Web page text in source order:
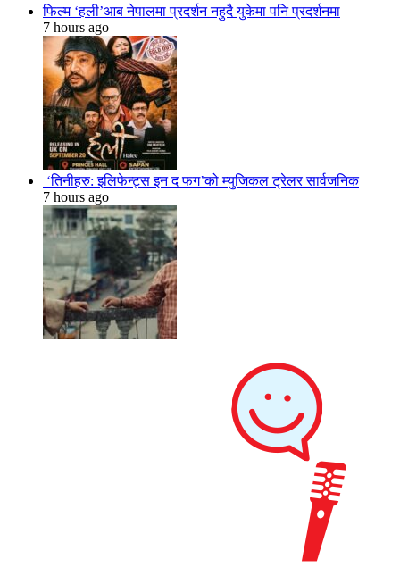
फिल्म ‘हली’आब नेपालमा प्रदर्शन नहुदै युकेमा पनि प्रदर्शनमा
7 hours ago
‘तिनीहरु: इलिफेन्ट्स इन द फग’को म्युजिकल ट्रेलर सार्वजनिक
7 hours ago